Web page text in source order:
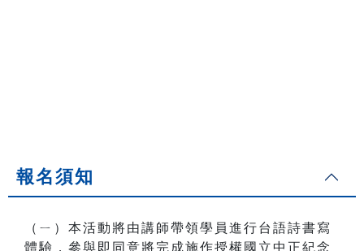
報名須知
（ㄧ）本活動將由講師帶領學員進行台語詩書寫
體驗，參與即同意將完成施作授權國立中正紀念